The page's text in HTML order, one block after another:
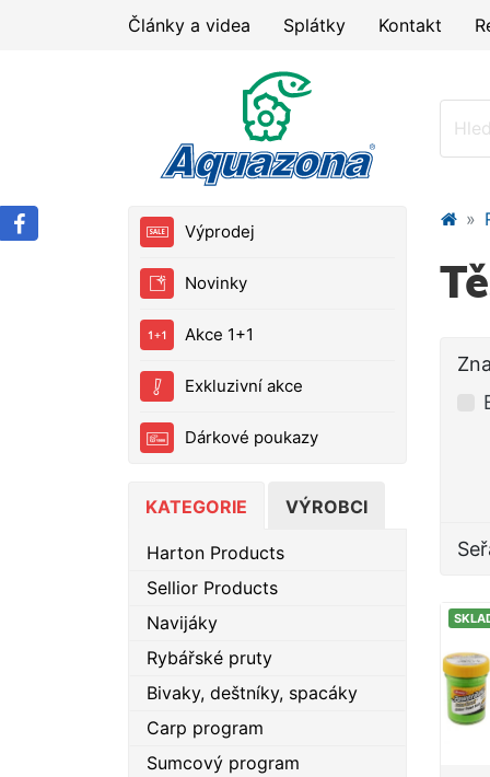
Články a videa Splátky Kontakt
Výprodej
Novinky
Akce 1+1
Exkluzivní akce
Dárkové poukazy
KATEGORIE VÝROBCI
Harton Products
Sellior Products
Navijáky
Rybářské pruty
Bivaky, deštníky, spacáky
Carp program
Sumcový program